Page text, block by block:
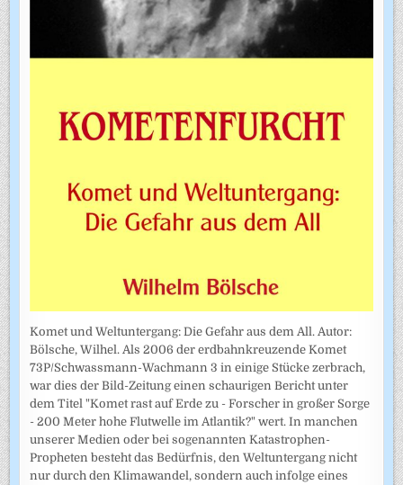
Komet und Weltuntergang: Die Gefahr aus dem All. Autor:
Bölsche, Wilhel. Als 2006 der erdbahnkreuzende Komet
73P/Schwassmann-Wachmann 3 in einige Stücke zerbrach,
war dies der Bild-Zeitung einen schaurigen Bericht unter
dem Titel "Komet rast auf Erde zu - Forscher in großer Sorge
- 200 Meter hohe Flutwelle im Atlantik?" wert. In manchen
unserer Medien oder bei sogenannten Katastrophen-
Propheten besteht das Bedürfnis, den Weltuntergang nicht
nur durch den Klimawandel, sondern auch infolge eines